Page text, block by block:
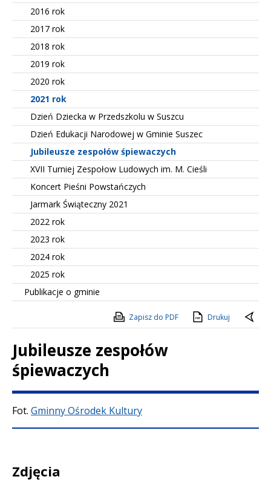
2016 rok
2017 rok
2018 rok
2019 rok
2020 rok
2021 rok
Dzień Dziecka w Przedszkolu w Suszcu
Dzień Edukacji Narodowej w Gminie Suszec
Jubileusze zespołów śpiewaczych
XVII Turniej Zespołow Ludowych im. M. Cieśli
Koncert Pieśni Powstańczych
Jarmark Świąteczny 2021
2022 rok
2023 rok
2024 rok
2025 rok
Publikacje o gminie
Zapisz do PDF Drukuj
Jubileusze zespołów
śpiewaczych
Treść
Fot. Gminny Ośrodek Kultury
Zdjęcia